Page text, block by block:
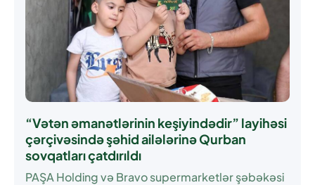
“Vətən əmanətlərinin keşiyindədir” layihəsi
çərçivəsində şəhid ailələrinə Qurban
sovqatları çatdırıldı
PAŞA Holding və Bravo supermarketlər şəbəkəsi